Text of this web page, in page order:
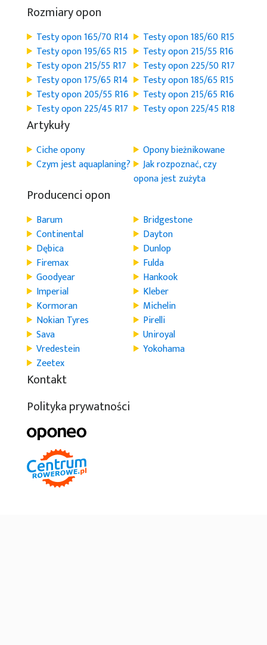
Rozmiary opon
Testy opon 165/70 R14
Testy opon 185/60 R15
Testy opon 195/65 R15
Testy opon 215/55 R16
Testy opon 215/55 R17
Testy opon 225/50 R17
Testy opon 175/65 R14
Testy opon 185/65 R15
Testy opon 205/55 R16
Testy opon 215/65 R16
Testy opon 225/45 R17
Testy opon 225/45 R18
Artykuły
Ciche opony
Opony bieżnikowane
Czym jest aquaplaning?
Jak rozpoznać, czy
opona jest zużyta
Producenci opon
Barum
Bridgestone
Continental
Dayton
Dębica
Dunlop
Firemax
Fulda
Goodyear
Hankook
Imperial
Kleber
Kormoran
Michelin
Nokian Tyres
Pirelli
Sava
Uniroyal
Vredestein
Yokohama
Zeetex
Kontakt
Polityka prywatności